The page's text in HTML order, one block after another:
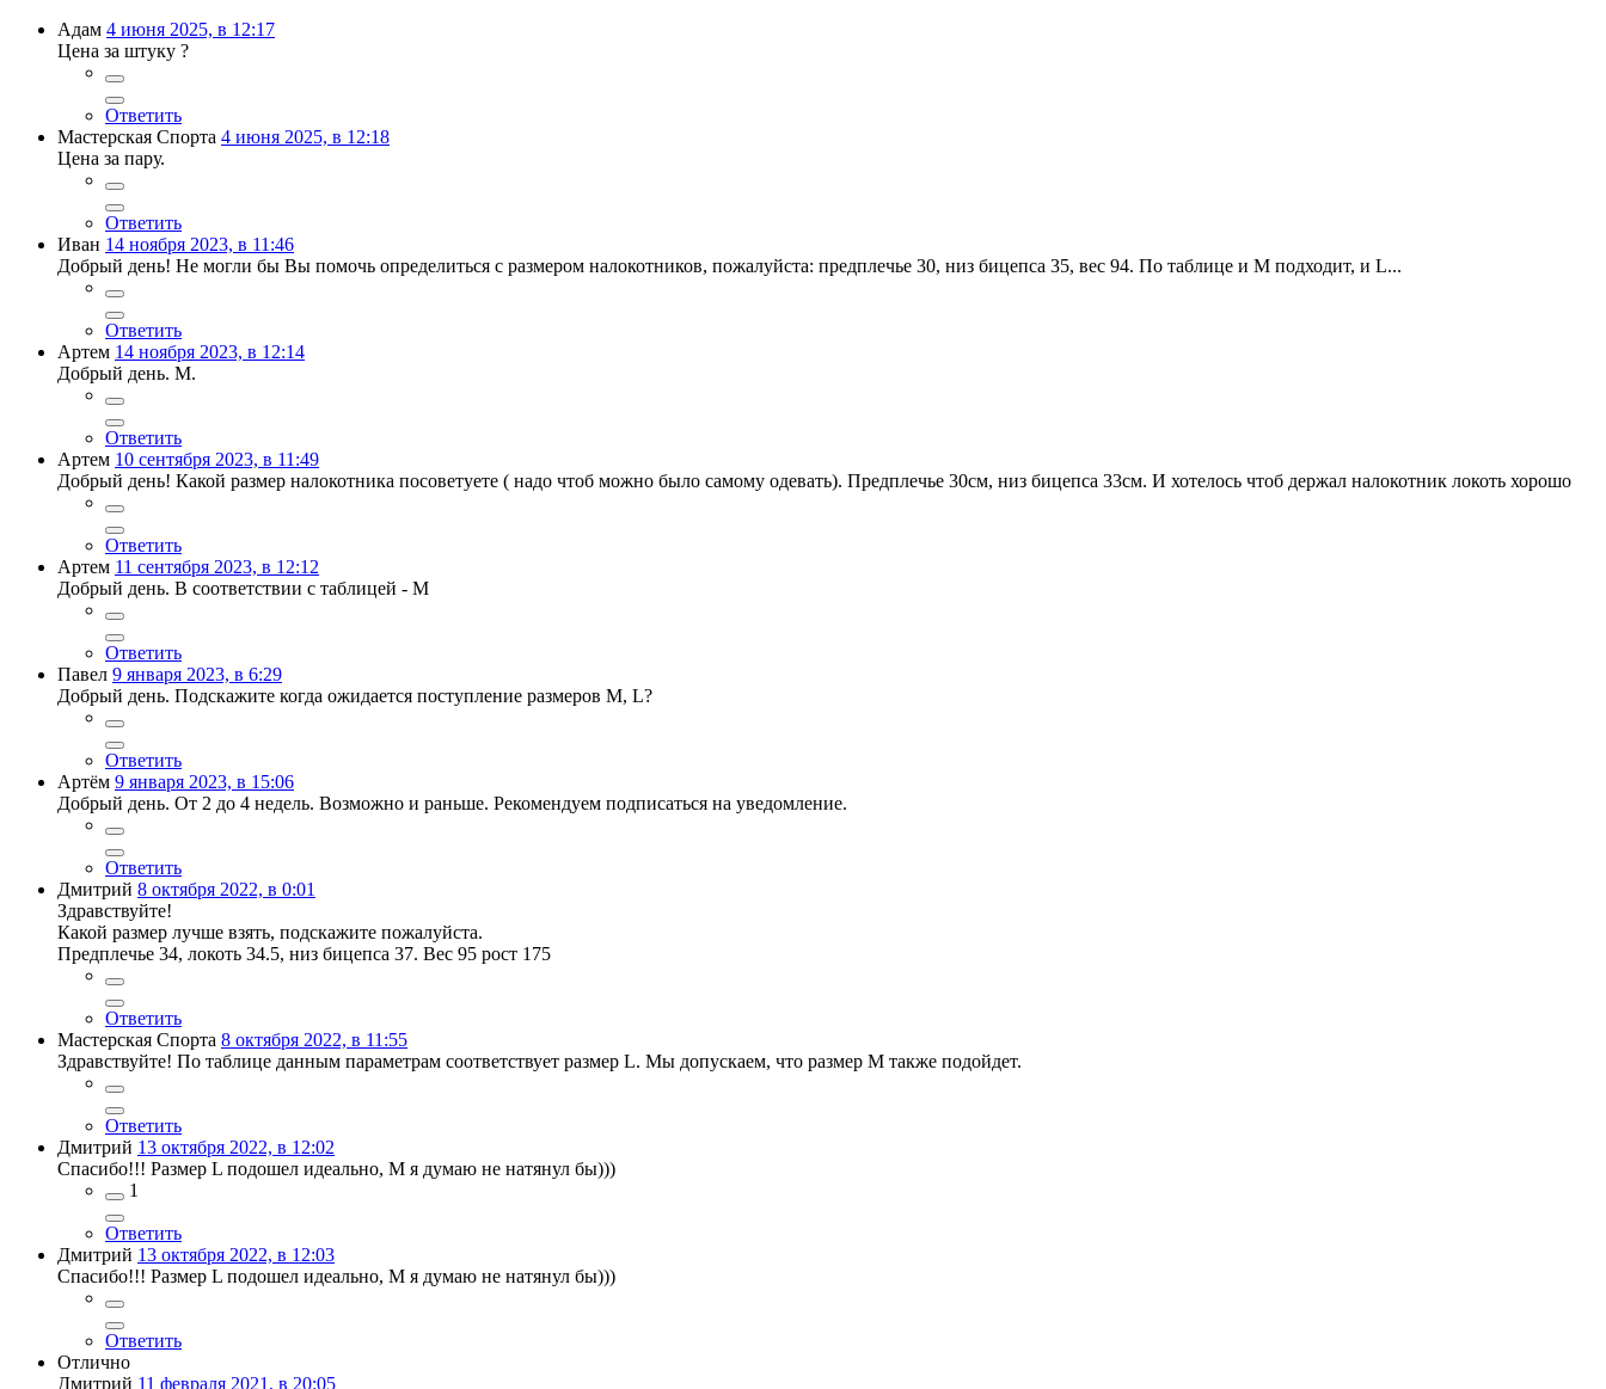
Адам 4 июня 2025, в 12:17
Цена за штуку ?
Ответить
Мастерская Спорта 4 июня 2025, в 12:18
Цена за пару.
Ответить
Иван 14 ноября 2023, в 11:46
Добрый день! Не могли бы Вы помочь определиться с размером налокотников, пожалуйста: предплечье 30, низ бицепса 35, вес 94. По таблице и M подходит, и L...
Ответить
Артем 14 ноября 2023, в 12:14
Добрый день. М.
Ответить
Артем 10 сентября 2023, в 11:49
Добрый день! Какой размер налокотника посоветуете ( надо чтоб можно было самому одевать). Предплечье 30см, низ бицепса 33см. И хотелось чтоб держал налокотник локоть хорошо
Ответить
Артем 11 сентября 2023, в 12:12
Добрый день. В соответствии с таблицей - М
Ответить
Павел 9 января 2023, в 6:29
Добрый день. Подскажите когда ожидается поступление размеров М, L?
Ответить
Артём 9 января 2023, в 15:06
Добрый день. От 2 до 4 недель. Возможно и раньше. Рекомендуем подписаться на уведомление.
Ответить
Дмитрий 8 октября 2022, в 0:01
Здравствуйте!
Какой размер лучше взять, подскажите пожалуйста.
Предплечье 34, локоть 34.5, низ бицепса 37. Вес 95 рост 175
Ответить
Мастерская Спорта 8 октября 2022, в 11:55
Здравствуйте! По таблице данным параметрам соответствует размер L. Мы допускаем, что размер М также подойдет.
Ответить
Дмитрий 13 октября 2022, в 12:02
Спасибо!!! Размер L подошел идеально, М я думаю не натянул бы)))
1
Ответить
Дмитрий 13 октября 2022, в 12:03
Спасибо!!! Размер L подошел идеально, М я думаю не натянул бы)))
Ответить
Отлично
Дмитрий 11 февраля 2021, в 20:05